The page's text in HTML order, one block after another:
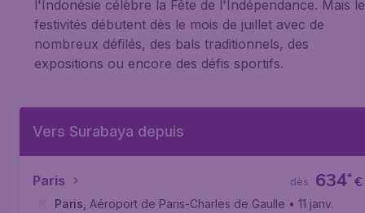
l'Indonésie célèbre la Fête de l'Indépendance. Mais
festivités débutent dès le mois de juillet avec de
nombreux défilés, des bals traditionnels, des
expositions ou encore des défis sportifs.
Vers Surabaya depuis
Paris €
634*
dès
Paris Aéroport de Paris-Charles de Gaulle • 11 janv.